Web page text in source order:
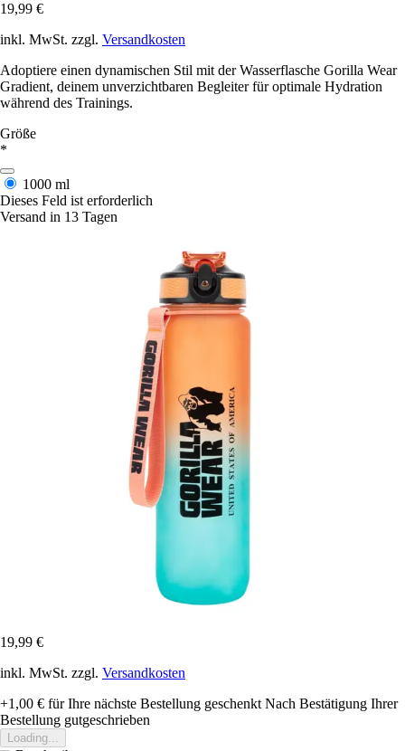
19,99 €
inkl. MwSt. zzgl. Versandkosten
Adoptiere einen dynamischen Stil mit der Wasserflasche Gorilla Wear
Gradient, deinem unverzichtbaren Begleiter für optimale Hydration
während des Trainings.
Größe
*
1000 ml
Dieses Feld ist erforderlich
Versand in 13 Tagen
19,99 €
inkl. MwSt. zzgl. Versandkosten
+1,00 € für Ihre nächste Bestellung geschenkt Nach Bestätigung Ihrer
Bestellung gutgeschrieben
Loading...